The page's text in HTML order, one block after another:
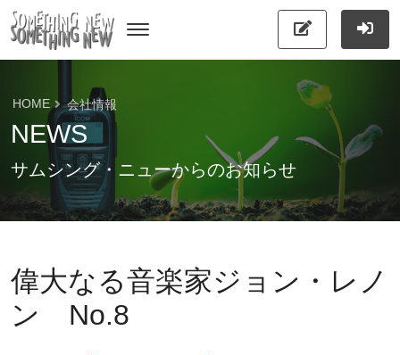
NEWS
サムシング・ニューからのお知らせ
HOME 会社情報
偉大なる音楽家ジョン・レノ
ン No.8